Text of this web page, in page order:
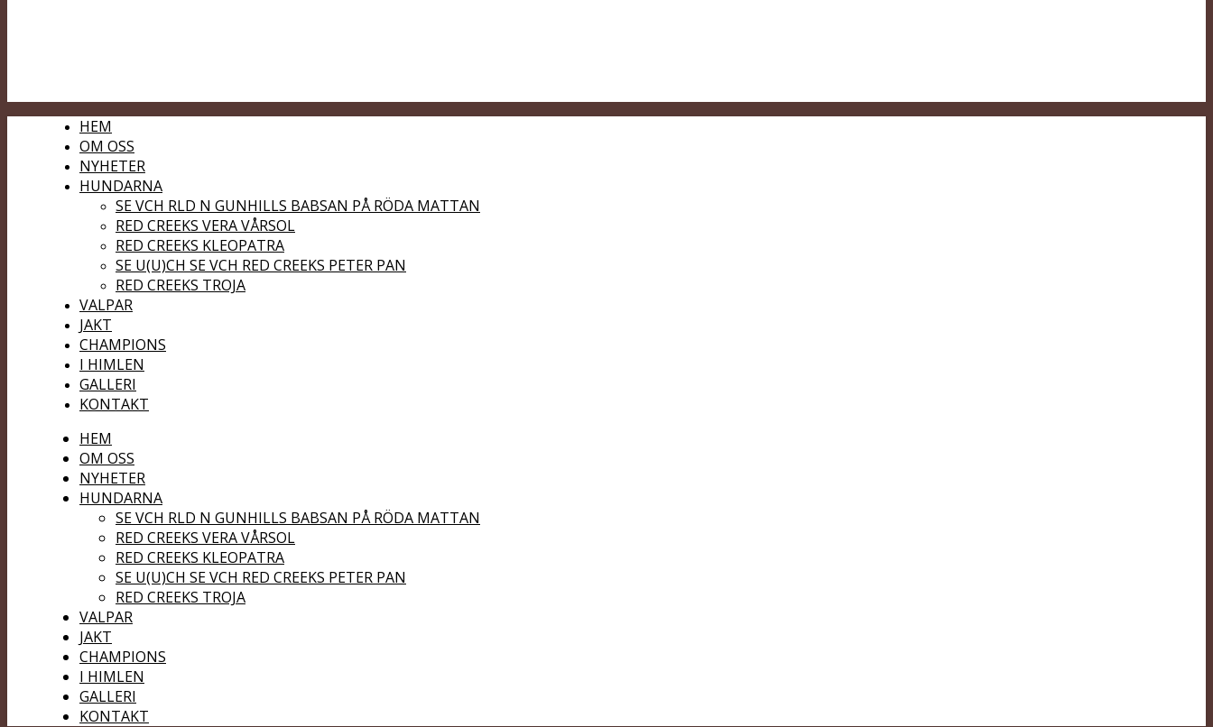
HEM
OM OSS
NYHETER
HUNDARNA
SE VCH RLD N GUNHILLS BABSAN PÅ RÖDA MATTAN
RED CREEKS VERA VÅRSOL
RED CREEKS KLEOPATRA
SE U(U)CH SE VCH RED CREEKS PETER PAN
RED CREEKS TROJA
VALPAR
JAKT
CHAMPIONS
I HIMLEN
GALLERI
KONTAKT
HEM
OM OSS
NYHETER
HUNDARNA
SE VCH RLD N GUNHILLS BABSAN PÅ RÖDA MATTAN
RED CREEKS VERA VÅRSOL
RED CREEKS KLEOPATRA
SE U(U)CH SE VCH RED CREEKS PETER PAN
RED CREEKS TROJA
VALPAR
JAKT
CHAMPIONS
I HIMLEN
GALLERI
KONTAKT